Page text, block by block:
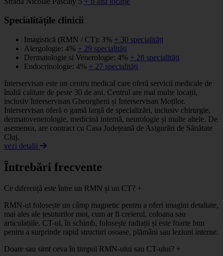
Specialitățile clinicii
Imagistică (RMN / CT): 3% + 30 specialități
Alergologie: 4% + 29 specialități
Dermatologie si Venerologie: 4% + 28 specialități
Endocrinologie: 4% + 27 specialități
Interservisan este un centru medical care oferă servicii medicale de
înaltă calitate de peste 30 de ani. Centrul are mai multe locații,
inclusiv Interservisan Gheorgheni și Interservisan Moților.
Interservisan oferă o gamă largă de specializări, inclusiv chirurgie,
dermatovenerologie, medicină internă, neurologie și multe altele. De
asemenea, are contract cu Casa Județeană de Asigurări de Sănătate
Cluj.
vezi detalii
Întrebări frecvente
Ce diferență este între un RMN și un CT? +
RMN-ul folosește un câmp magnetic pentru a oferi imagini detaliate,
mai ales ale țesuturilor moi, cum ar fi creierul, coloana sau
articulațiile. CT-ul, în schimb, folosește radiații și este foarte bun
pentru a surprinde rapid structuri osoase, plămâni sau leziuni interne.
Doare sau simt ceva în timpul RMN-ului sau CT-ului? +